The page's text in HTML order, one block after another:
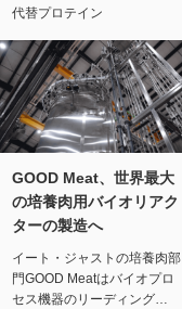
代替プロテイン
GOOD Meat、世界最大
の培養肉用バイオリアク
ターの製造へ
イート・ジャストの培養肉部
門GOOD Meatはバイオプロ
セス機器のリーディング…